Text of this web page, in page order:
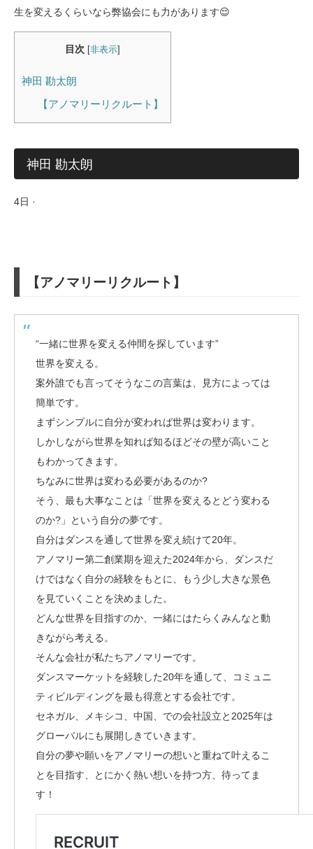
生を変えるくらいなら弊協会にも力があります😌
目次 非表示
神田 勘太朗
【アノマリーリクルート】
神田 勘太朗
4日 ·
【アノマリーリクルート】
“一緒に世界を変える仲間を探しています”
世界を変える。
案外誰でも言ってそうなこの言葉は、見方によっては
簡単です。
まずシンプルに自分が変われば世界は変わります。
しかしながら世界を知れば知るほどその壁が高いこと
もわかってきます。
ちなみに世界は変わる必要があるのか?
そう、最も大事なことは「世界を変えるとどう変わる
のか?」という自分の夢です。
自分はダンスを通して世界を変え続けて20年。
アノマリー第二創業期を迎えた2024年から、ダンスだ
けではなく自分の経験をもとに、もう少し大きな景色
を見ていくことを決めました。
どんな世界を目指すのか、一緒にはたらくみんなと動
きながら考える。
そんな会社が私たちアノマリーです。
ダンスマーケットを経験した20年を通して、コミュニ
ティビルディングを最も得意とする会社です。
セネガル、メキシコ、中国、での会社設立と2025年は
グローバルにも展開しきていきます。
自分の夢や願いをアノマリーの想いと重ねて叶えるこ
とを目指す、とにかく熱い想いを持つ方、待ってま
す！